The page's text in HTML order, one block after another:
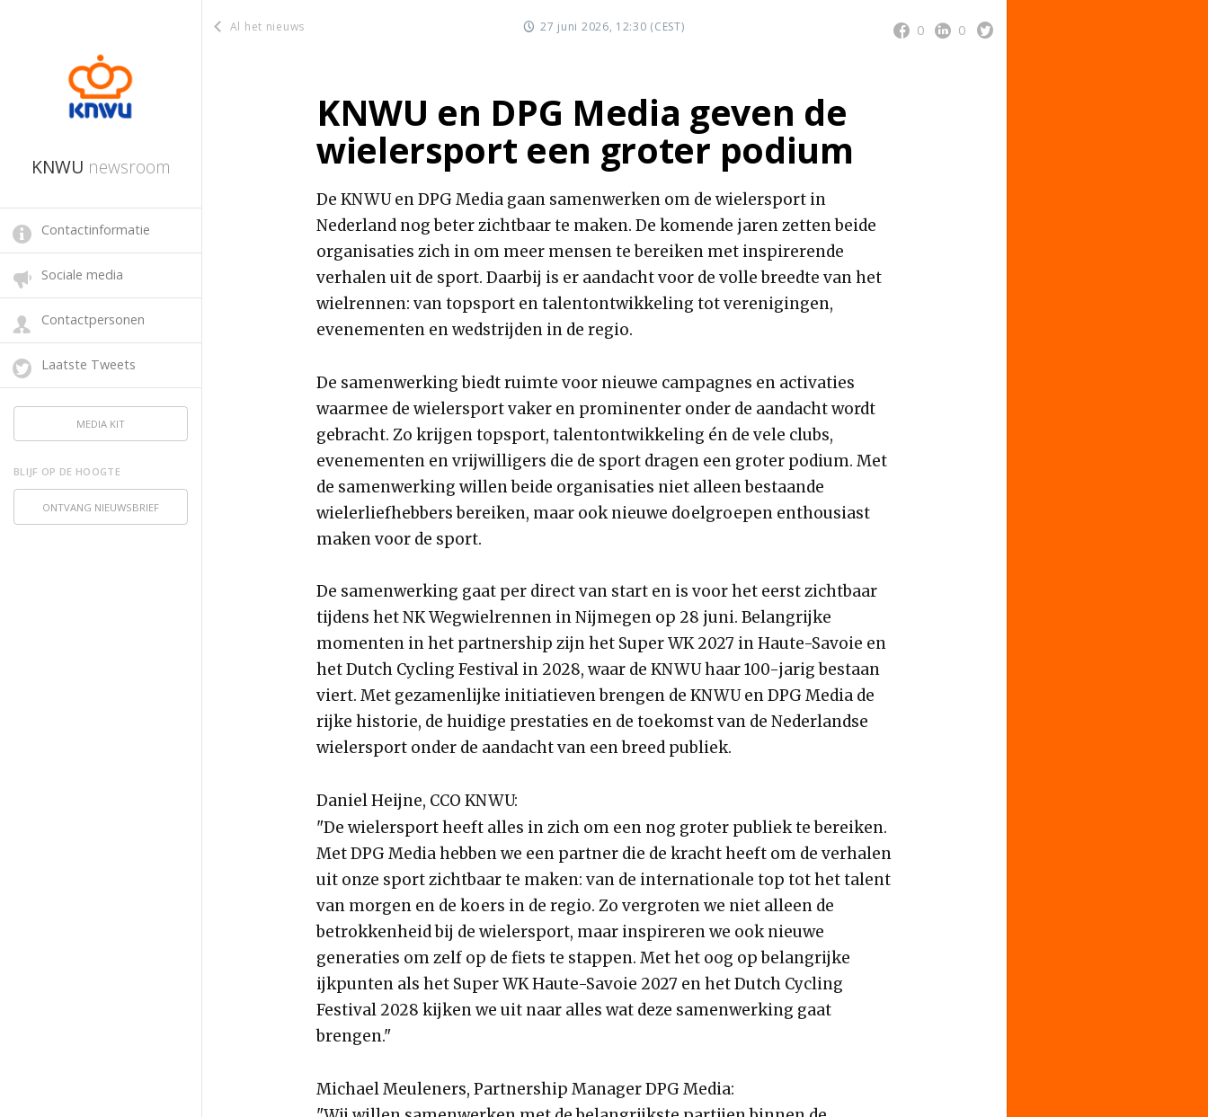
Al het nieuws 27 juni 2026, 12:30 (CEST) 0
0
KNWU en DPG Media geven de
wielersport een groter podium
De KNWU en DPG Media gaan samenwerken om de wielersport in
Nederland nog beter zichtbaar te maken. De komende jaren zetten beide
organisaties zich in om meer mensen te bereiken met inspirerende
verhalen uit de sport. Daarbij is er aandacht voor de volle breedte van het
wielrennen: van topsport en talentontwikkeling tot verenigingen,
evenementen en wedstrijden in de regio.
De samenwerking biedt ruimte voor nieuwe campagnes en activaties
waarmee de wielersport vaker en prominenter onder de aandacht wordt
gebracht. Zo krijgen topsport, talentontwikkeling én de vele clubs,
evenementen en vrijwilligers die de sport dragen een groter podium. Met
de samenwerking willen beide organisaties niet alleen bestaande
wielerliefhebbers bereiken, maar ook nieuwe doelgroepen enthousiast
maken voor de sport.
De samenwerking gaat per direct van start en is voor het eerst zichtbaar
tijdens het NK Wegwielrennen in Nijmegen op 28 juni. Belangrijke
momenten in het partnership zijn het Super WK 2027 in Haute-Savoie en
het Dutch Cycling Festival in 2028, waar de KNWU haar 100-jarig bestaan
viert. Met gezamenlijke initiatieven brengen de KNWU en DPG Media de
rijke historie, de huidige prestaties en de toekomst van de Nederlandse
wielersport onder de aandacht van een breed publiek.
Daniel Heijne, CCO KNWU:
"De wielersport heeft alles in zich om een nog groter publiek te bereiken.
Met DPG Media hebben we een partner die de kracht heeft om de verhalen
uit onze sport zichtbaar te maken: van de internationale top tot het talent
van morgen en de koers in de regio. Zo vergroten we niet alleen de
betrokkenheid bij de wielersport, maar inspireren we ook nieuwe
generaties om zelf op de fiets te stappen. Met het oog op belangrijke
ijkpunten als het Super WK Haute-Savoie 2027 en het Dutch Cycling
Festival 2028 kijken we uit naar alles wat deze samenwerking gaat
brengen."
Michael Meuleners, Partnership Manager DPG Media:
KNWU newsroom
Contactinformatie
Sociale media
Contactpersonen
Laatste Tweets
MEDIA KIT
BLIJF OP DE HOOGTE
ONTVANG NIEUWSBRIEF